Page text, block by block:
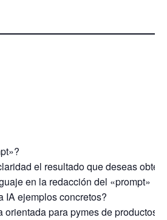
el resultado que deseas
en la redacción del «prompt»
IA ejemplos concretos?
orientada para pymes de productos